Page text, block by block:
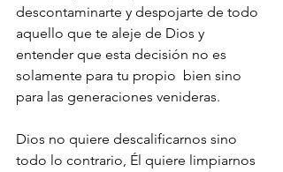
descontaminarte y despojarte de todo
aquello que te aleje de Dios y
entender que esta decisión no es
solamente para tu propio  bien sino
para las generaciones venideras.
Dios no quiere descalificarnos sino
todo lo contrario, Él quiere limpiarnos